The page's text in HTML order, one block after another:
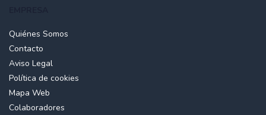
Quiénes Somos
Contacto
Aviso Legal
Política de cookies
Mapa Web
Colaboradores